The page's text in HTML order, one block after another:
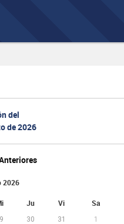
del
de 2026
2026
Ju Vi Sa
30 31
1